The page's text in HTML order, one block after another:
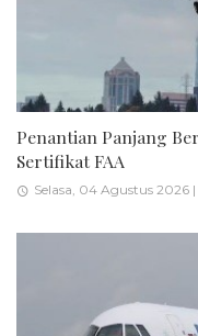
Penantian Panjang
Sertifikat FAA
Selasa, 04 Agustus 2026